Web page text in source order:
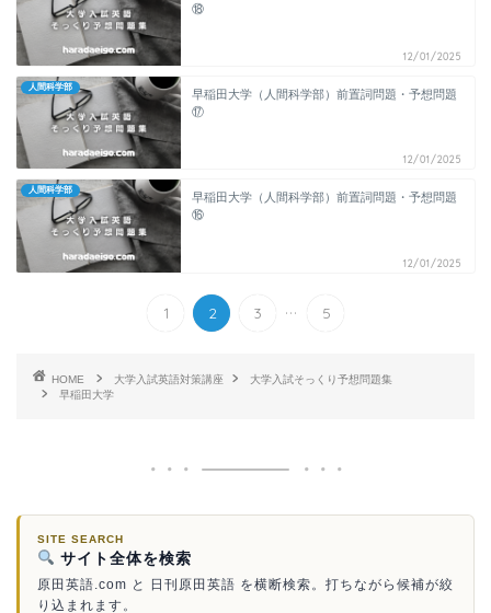
⑱
12/01/2025
人間科学部
早稲田大学（人間科学部）前置詞問題・予想問題
⑰
12/01/2025
人間科学部
早稲田大学（人間科学部）前置詞問題・予想問題
⑯
12/01/2025
1 2 3 ... 5
HOME 大学入試英語対策講座
大学入試そっくり予想問題集
早稲田大学
SITE SEARCH
サイト全体を検索
原田英語.com と 日刊原田英語 を横断検索。打ちながら候補が絞
り込まれます。